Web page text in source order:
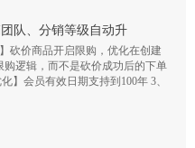
队、分销等级自动升
砍价商品开启限购，优化在创建
逻辑，而不是砍价成功后的下单
】会员有效日期支持到100年 3、